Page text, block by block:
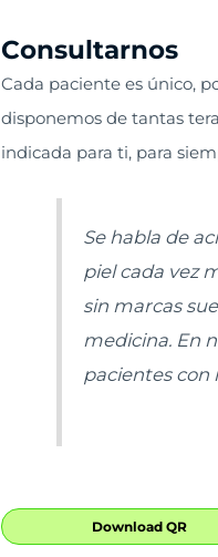
Consultarnos
Cada paciente es único,
disponemos de tantas
indicada para ti, para
Se habla de
piel cada vez
sin marcas
medicina. En
pacientes con
Download QR